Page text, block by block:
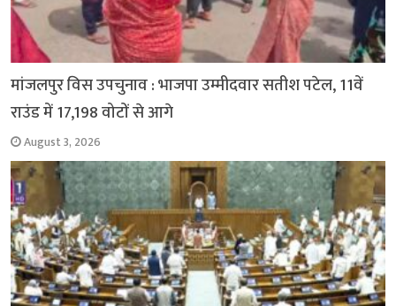
मांजलपुर विस उपचुनाव : भाजपा उम्मीदवार सतीश पटेल, 11वें
राउंड में 17,198 वोटों से आगे
August 3, 2026